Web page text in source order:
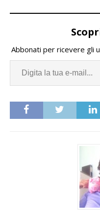
Abbonati per ricevere gli